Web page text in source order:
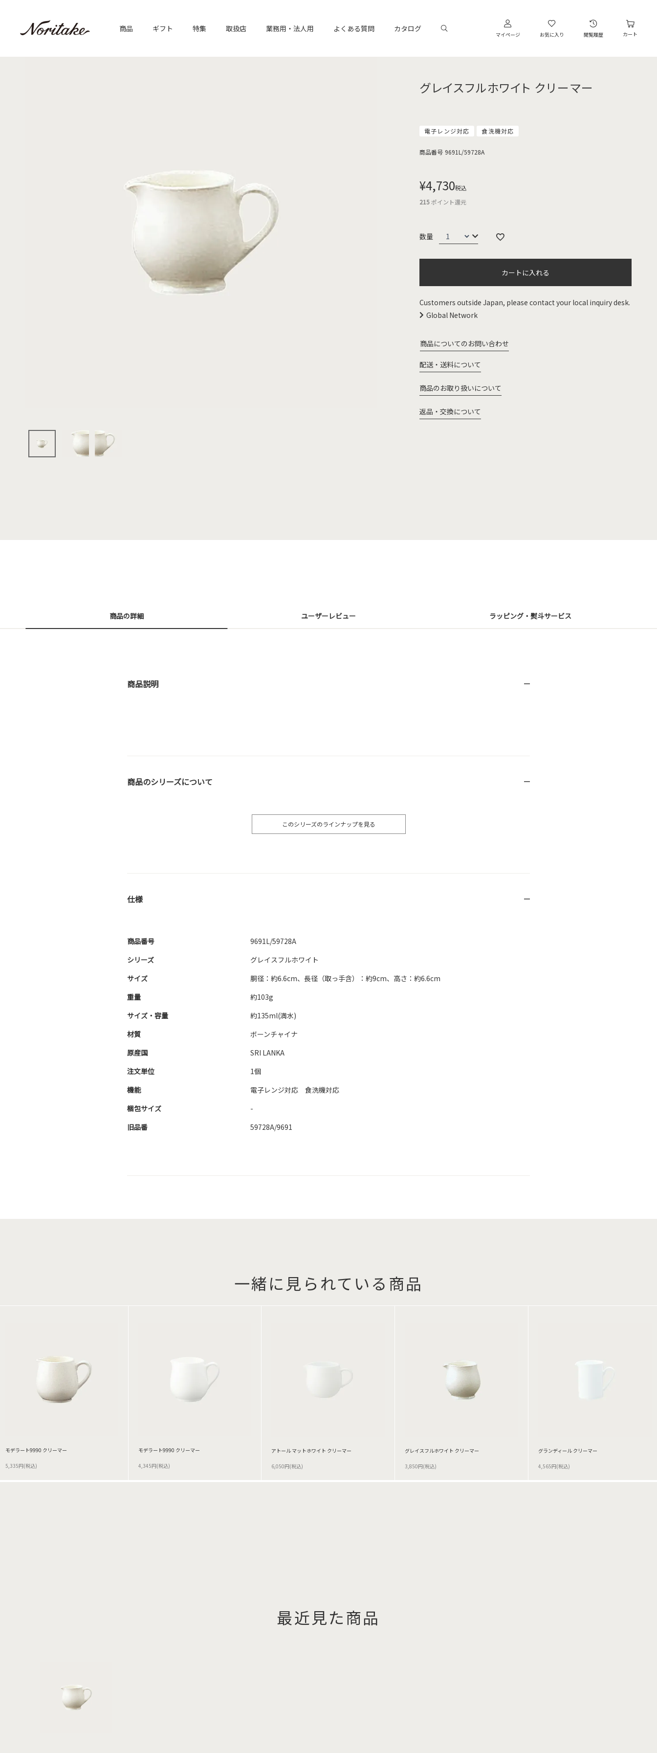
商品 ギフト 特集 取扱店 業務用・法人用 よくある質問 カタログ
マイページ お気に入り 閲覧履歴 カート
グレイスフルホワイト クリーマー
電子レンジ対応 食洗機対応
商品番号 9691L/59728A
¥4,730税込
215ポイント還元
カートに入れる
Customers outside Japan, please contact your local inquiry desk.
Global Network
商品についてのお問い合わせ
配送・送料について
商品のお取り扱いについて
返品・交換について
商品の詳細 ユーザーレビュー ラッピング・熨斗サービス
商品説明
商品のシリーズについて
このシリーズのラインナップを見る
仕様
商品番号
9691L/59728A
シリーズ
グレイスフルホワイト
サイズ
胴径：約6.6cm、長径（取っ手含）：約9cm、高さ：約6.6cm
重量
約103g
サイズ・容量
約135ml(満水)
材質
ボーンチャイナ
原産国
SRI LANKA
注文単位
1個
機能
電子レンジ対応 食洗機対応
梱包サイズ
-
旧品番
59728A/9691
一緒に見られている商品
モデラート9990 クリーマー
5,335円(税込)
モデラート9990 クリーマー
4,345円(税込)
アトール マットホワイト クリーマー
6,050円(税込)
グレイスフルホワイト クリーマー
3,850円(税込)
グランディール クリーマー
4,565円(税込)
最近見た商品